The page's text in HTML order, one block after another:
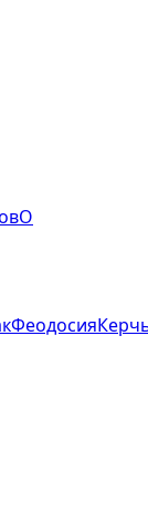
О
Феодосия